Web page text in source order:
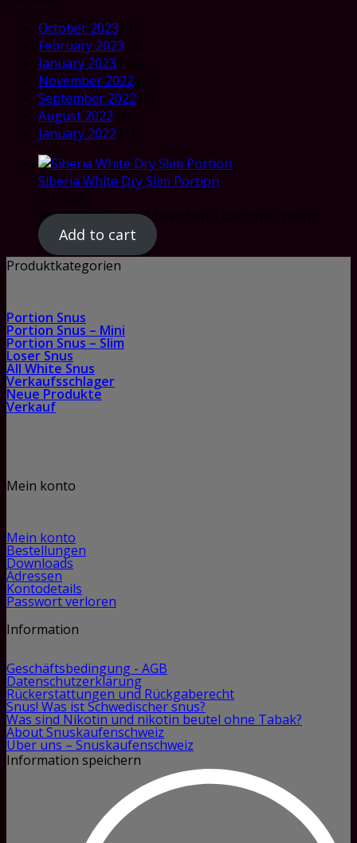
October 2023
February 2023
January 2023
November 2022
September 2022
August 2022
January 2022
Siberia White Dry Slim Portion
Rated5.00out of 5 based on
Add to cart
Produktkategorien
Portion Snus
Portion Snus – Mini
Portion Snus – Slim
Loser Snus
All White Snus
Verkaufsschlager
Neue Produkte
Verkauf
Mein konto
Mein konto
Bestellungen
Downloads
Adressen
Kontodetails
Passwort verloren
Information
Geschäftsbedingung - AGB
Datenschutzerklärung
Rückerstattungen und Rückgaberecht
Snus! Was ist Schwedischer snus?
Was sind Nikotin und nikotin beutel ohne Tabak?
About Snuskaufenschweiz
Über uns – Snuskaufenschweiz
Information speichern